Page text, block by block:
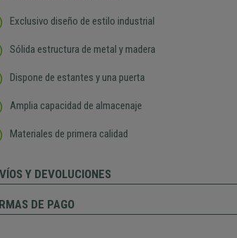
Exclusivo diseño de estilo industrial
Sólida estructura de metal y madera
Dispone de estantes y una puerta
Amplia capacidad de almacenaje
Materiales de primera calidad
Y DEVOLUCIONES
DE PAGO